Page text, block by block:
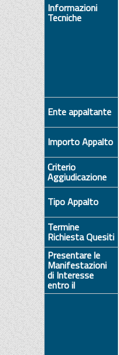
Informazioni
Tecniche
Ente appaltante
Importo Appalto
Criterio
Aggiudicazione
Tipo Appalto
Termine
Richiesta Quesiti
Presentare le
Manifestazioni
di Interesse
entro il